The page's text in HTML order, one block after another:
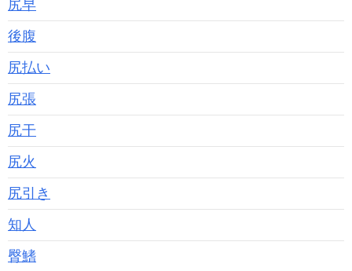
尻早
後腹
尻払い
尻張
尻干
尻火
尻引き
知人
臀鰭